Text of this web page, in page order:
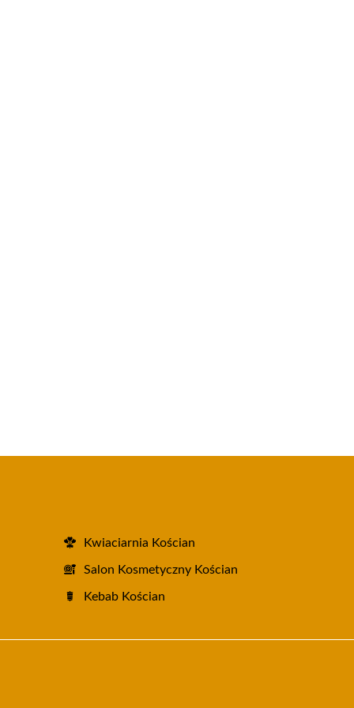
Kwiaciarnia Kościan
Salon Kosmetyczny Kościan
Kebab Kościan